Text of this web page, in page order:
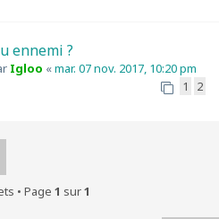
ennemi ?
Igloo «mar. 07 nov. 2017, 10:20 pm
1 2
• Page 1 sur1